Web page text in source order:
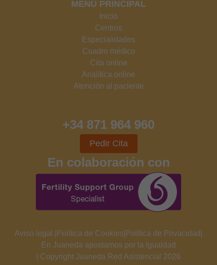
MENÚ PRINCIPAL
Inicio
Centros
Especialidades
Cuadro médico
Cita online
Analítica online
Atención al paciente
+34 871 964 960
Pedir Cita
En colaboración con
Aviso legal. Política de Cookies Política de Privacidad
En Juaneda apostamos por la Igualdad
| Copyright Juaneda Red Asistencial 2026